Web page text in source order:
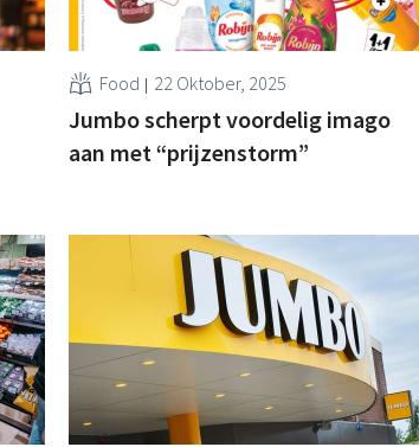
Food 22 Oktober, 2025
Jumbo scherpt voordelig imago
aan met “prijzenstorm”